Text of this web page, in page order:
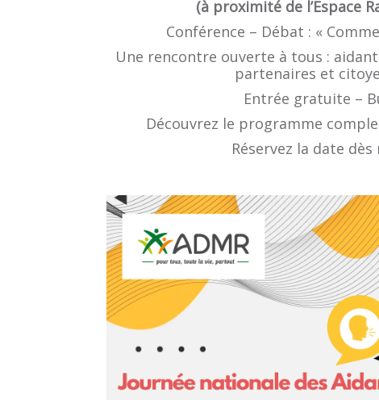
(à proximité de l’Espace
Conférence – Débat : «
Une rencontre ouverte à tous :
partenaires et
Entrée gratuite –
Découvrez le programme
Réservez la date